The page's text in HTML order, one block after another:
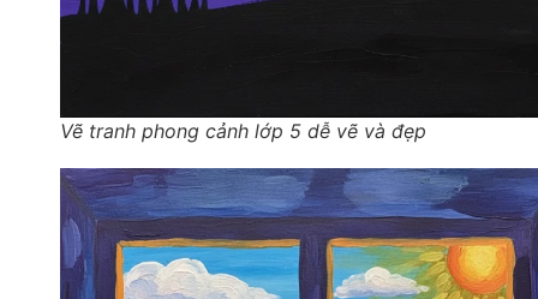
Vẽ tranh phong cảnh lớp 5 dễ vẽ và đẹp